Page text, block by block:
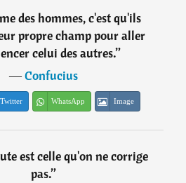
des hommes, c'est qu'ils
propre champ pour aller
celui des autres.”
―Confucius
Twitter WhatsApp Image
est celle qu'on ne corrige
pas.”